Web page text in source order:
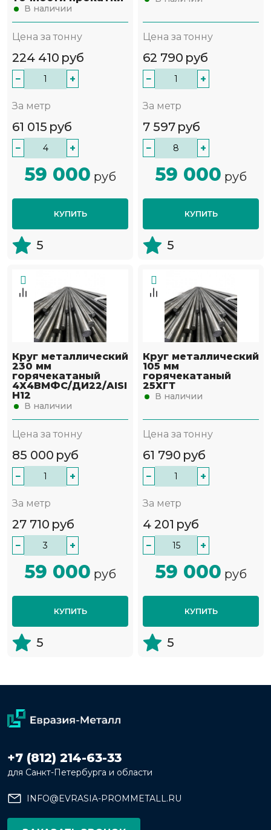
В наличии
Цена за тонну
224 410 руб
− +
За метр
61 015 руб
− +
59 000 руб
КУПИТЬ
5
Цена за тонну
62 790 руб
− +
За метр
7 597 руб
− +
59 000 руб
КУПИТЬ
5
Круг металлический
230 мм
горячекатаный
4Х4ВМФС/ДИ22/AISI
H12
В наличии
Цена за тонну
85 000 руб
− +
За метр
27 710 руб
− +
59 000 руб
КУПИТЬ
5
Круг металлический
105 мм
горячекатаный
25ХГТ
В наличии
Цена за тонну
61 790 руб
− +
За метр
4 201 руб
− +
59 000 руб
КУПИТЬ
5
+7 (812) 214-63-33
для Санкт-Петербурга и области
INFO@EVRASIA-PROMMETALL.RU